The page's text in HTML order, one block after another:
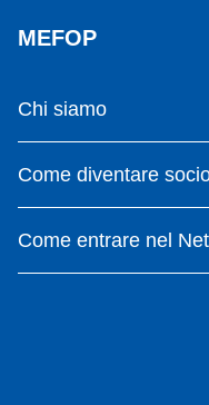
MEFOP
Chi siamo
Come diventare
Come entrare nel